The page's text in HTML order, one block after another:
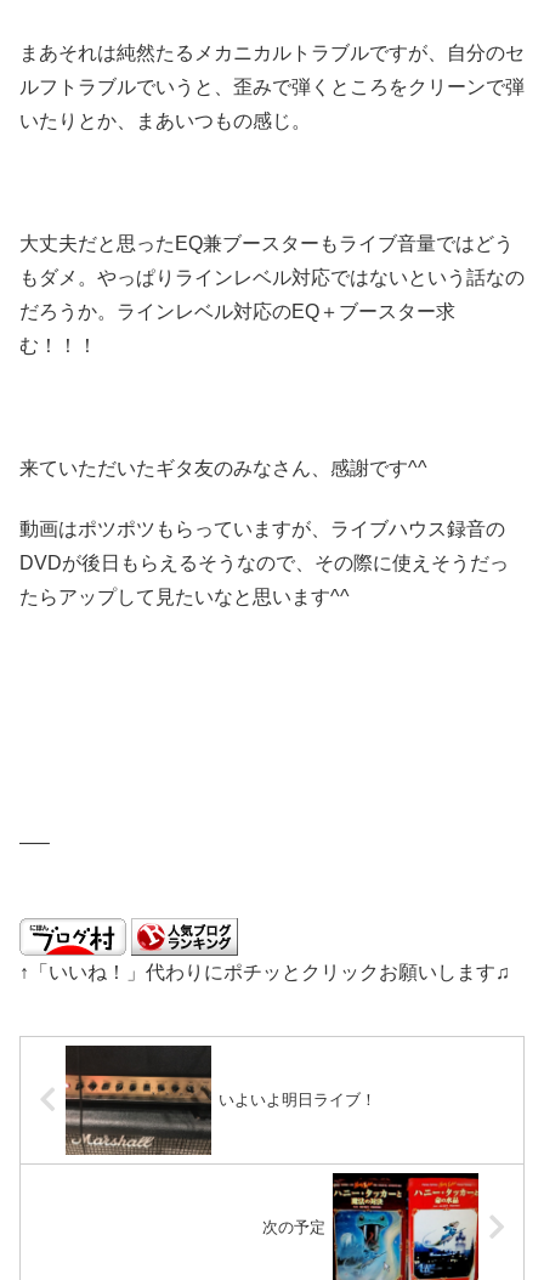
まあそれは純然たるメカニカルトラブルですが、自分のセ
ルフトラブルでいうと、歪みで弾くところをクリーンで弾
いたりとか、まあいつもの感じ。
大丈夫だと思ったEQ兼ブースターもライブ音量ではどう
もダメ。やっぱりラインレベル対応ではないという話なの
だろうか。ラインレベル対応のEQ＋ブースター求
む！！！
来ていただいたギタ友のみなさん、感謝です^^
動画はポツポツもらっていますが、ライブハウス録音の
DVDが後日もらえるそうなので、その際に使えそうだっ
たらアップして見たいなと思います^^
—–
↑「いいね！」代わりにポチッとクリックお願いします♫
いよいよ明日ライブ！
次の予定